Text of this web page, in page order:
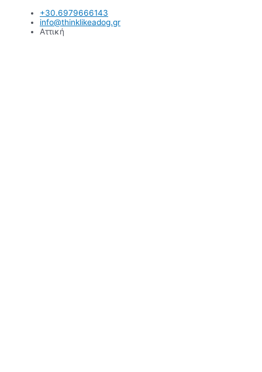
Μετάβαση
περιεχόμενο
+30.6979666143
info@thinklikeadog.gr
Αττική